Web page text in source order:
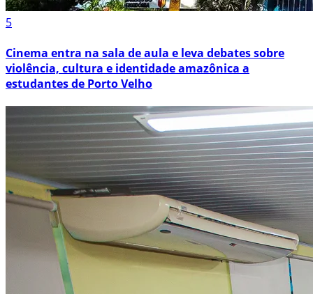
5
Cinema entra na sala de aula e leva debates sobre
violência, cultura e identidade amazônica a
estudantes de Porto Velho